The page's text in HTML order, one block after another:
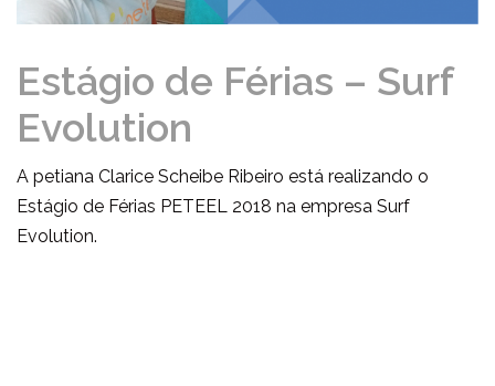
Estágio de Férias – Surf
Evolution
A petiana Clarice Scheibe Ribeiro está realizando o
Estágio de Férias PETEEL 2018 na empresa Surf
Evolution.